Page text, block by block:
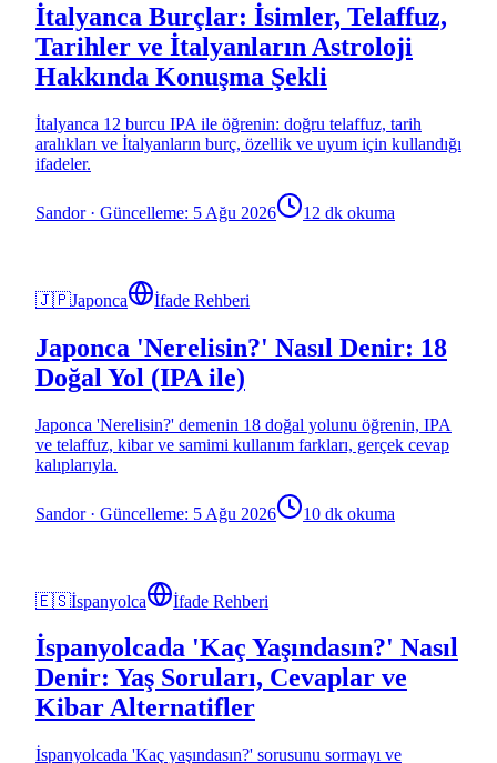
İtalyanca Burçlar: İsimler, Telaffuz,
Tarihler ve İtalyanların Astroloji
Hakkında Konuşma Şekli
İtalyanca 12 burcu IPA ile öğrenin: doğru telaffuz, tarih
aralıkları ve İtalyanların burç, özellik ve uyum için kullandığı
ifadeler.
Sandor· Güncelleme: 5 Ağu 2026 12 dk okuma
🇯🇵Japonca İfade Rehberi
Japonca 'Nerelisin?' Nasıl Denir: 18
Doğal Yol (IPA ile)
Japonca 'Nerelisin?' demenin 18 doğal yolunu öğrenin, IPA
ve telaffuz, kibar ve samimi kullanım farkları, gerçek cevap
kalıplarıyla.
Sandor· Güncelleme: 5 Ağu 2026 10 dk okuma
🇪🇸İspanyolca İfade Rehberi
İspanyolcada 'Kaç Yaşındasın?' Nasıl
Denir: Yaş Soruları, Cevaplar ve
Kibar Alternatifler
İspanyolcada 'Kaç yaşındasın?' sorusunu sormayı ve